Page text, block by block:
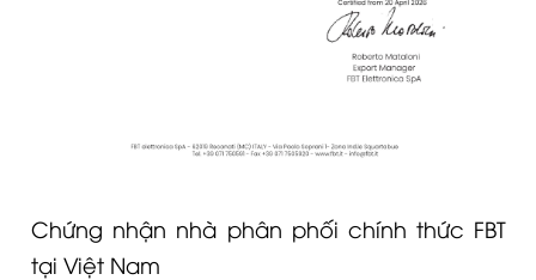
Chứng nhận nhà phân phối chính thức FBT
tại Việt Nam